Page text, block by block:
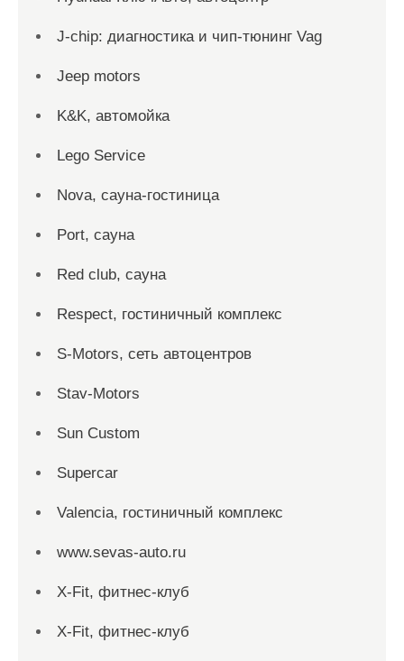
J-chip: диагностика и чип-тюнинг Vag
Jeep motors
K&K, автомойка
Lego Service
Nova, сауна-гостиница
Port, сауна
Red сlub, сауна
Respect, гостиничный комплекс
S-Motors, сеть автоцентров
Stav-Motors
Sun Custom
Supercar
Valencia, гостиничный комплекс
www.sevas-auto.ru
X-Fit, фитнес-клуб
X-Fit, фитнес-клуб